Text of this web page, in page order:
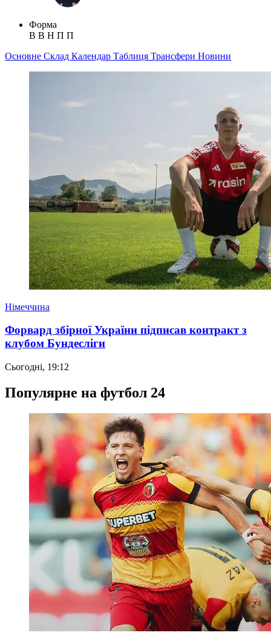
Форма
В В Н П П
Основне Склад Календар Таблиця Трансфери Новини
Німеччина
Форвард збірної України підписав контракт з
клубом Бундесліги
Сьогодні, 19:12
Популярне на футбол 24